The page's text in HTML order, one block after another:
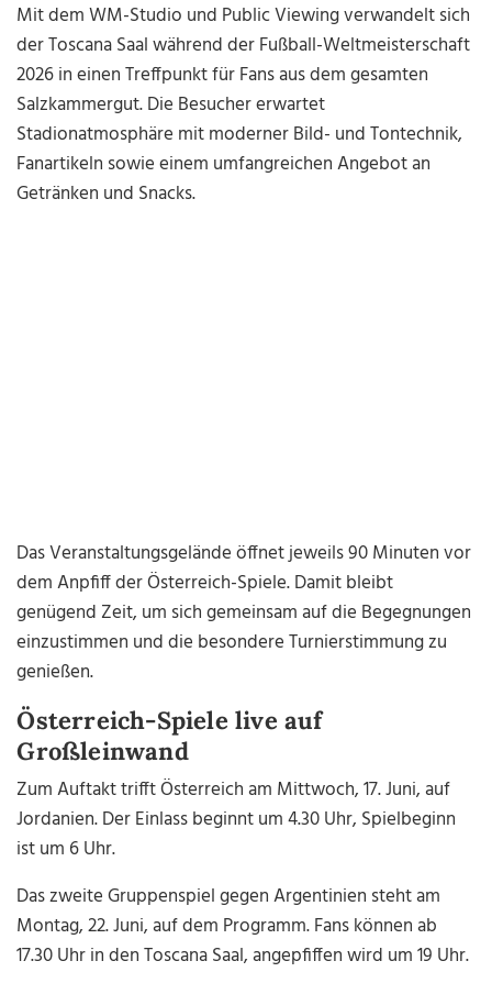
Mit dem WM-Studio und Public Viewing verwandelt sich
der Toscana Saal während der Fußball-Weltmeisterschaft
2026 in einen Treffpunkt für Fans aus dem gesamten
Salzkammergut. Die Besucher erwartet
Stadionatmosphäre mit moderner Bild- und Tontechnik,
Fanartikeln sowie einem umfangreichen Angebot an
Getränken und Snacks.
Das Veranstaltungsgelände öffnet jeweils 90 Minuten vor
dem Anpfiff der Österreich-Spiele. Damit bleibt
genügend Zeit, um sich gemeinsam auf die Begegnungen
einzustimmen und die besondere Turnierstimmung zu
genießen.
Österreich-Spiele live auf
Großleinwand
Zum Auftakt trifft Österreich am Mittwoch, 17. Juni, auf
Jordanien. Der Einlass beginnt um 4.30 Uhr, Spielbeginn
ist um 6 Uhr.
Das zweite Gruppenspiel gegen Argentinien steht am
Montag, 22. Juni, auf dem Programm. Fans können ab
17.30 Uhr in den Toscana Saal, angepfiffen wird um 19 Uhr.